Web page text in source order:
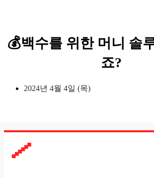
💰백수를 위한 머니 솔
죠?
2024년 4월 4일 (목)